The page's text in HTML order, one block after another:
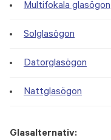
Multifokala glasögon
Solglasögon
Datorglasögon
Nattglasögon
Glasalternativ: